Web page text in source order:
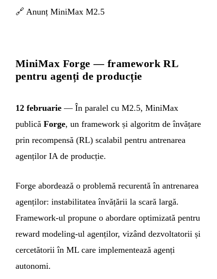
🔗 Anunț MiniMax M2.5
MiniMax Forge — framework RL
pentru agenți de producție
12 februarie — În paralel cu M2.5, MiniMax
publică Forge, un framework și algoritm de învățare
prin recompensă (RL) scalabil pentru antrenarea
agenților IA de producție.
Forge abordează o problemă recurentă în antrenarea
agenților: instabilitatea învățării la scară largă.
Framework-ul propune o abordare optimizată pentru
reward modeling-ul agenților, vizând dezvoltatorii și
cercetătorii în ML care implementează agenți
autonomi.